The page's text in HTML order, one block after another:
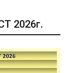
2026г.